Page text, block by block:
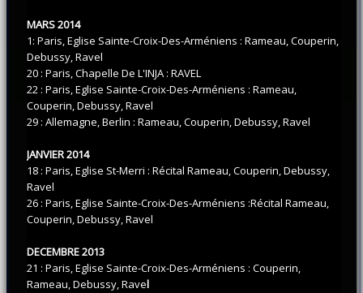
MARS 2014
1: Paris, Eglise Sainte-Croix-Des-Arméniens : Rameau, Couperin,
Debussy, Ravel
20 : Paris, Chapelle De L'INJA : RAVEL
22 : Paris, Eglise Sainte-Croix-Des-Arméniens : Rameau,
Couperin, Debussy, Ravel
29 : Allemagne, Berlin : Rameau, Couperin, Debussy, Ravel
JANVIER 2014
18 : Paris, Eglise St-Merri : Récital Rameau, Couperin, Debussy,
Ravel
26 : Paris, Eglise Sainte-Croix-Des-Arméniens :Récital Rameau,
Couperin, Debussy, Ravel
DECEMBRE 2013
21 : Paris, Eglise Sainte-Croix-Des-Arméniens : Couperin,
Rameau, Debussy, Ravel